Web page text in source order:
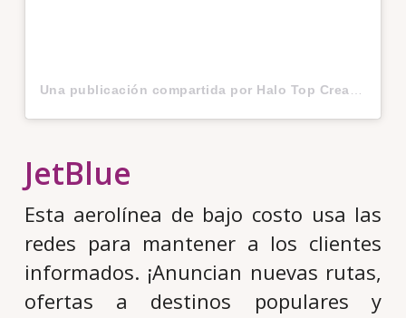
JetBlue
Esta aerolínea de bajo costo usa las
redes para mantener a los clientes
informados. ¡Anuncian nuevas rutas,
ofertas a destinos populares y